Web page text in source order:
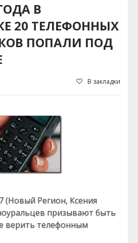
В
20 ТЕЛЕФОННЫХ
ПОПАЛИ ПОД
В закладки
(Новый Регион, Ксения
призывают быть
верить телефонным